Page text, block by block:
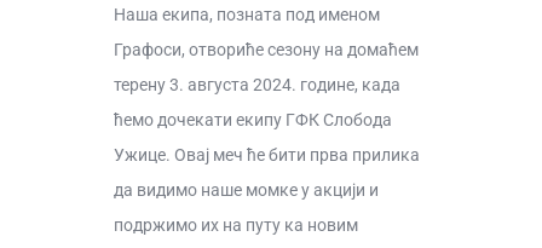
Наша екипа, позната под именом
Графоси, отвориће сезону на домаћем
терену 3. августа 2024. године, када
ћемо дочекати екипу ГФК Слобода
Ужице. Овај меч ће бити прва прилика
да видимо наше момке у акцији и
подржимо их на путу ка новим